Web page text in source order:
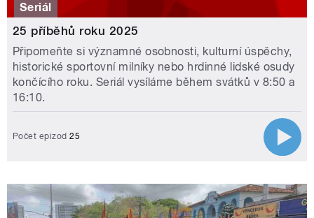
Seriál
25 příběhů roku 2025
Připomeňte si významné osobnosti, kulturní úspěchy,
historické sportovní milníky nebo hrdinné lidské osudy
končícího roku. Seriál vysíláme během svátků v 8:50 a
16:10.
Počet epizod 25